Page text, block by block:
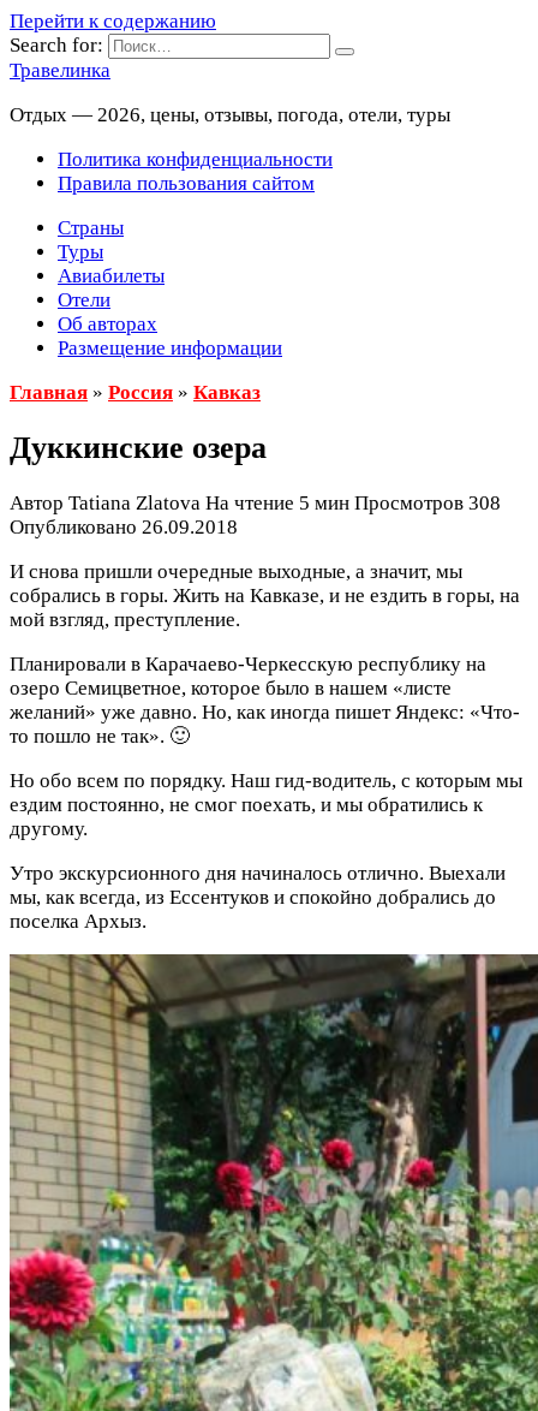
Перейти к содержанию
Search for:
Травелинка
Отдых — 2026, цены, отзывы, погода, отели, туры
Политика конфиденциальности
Правила пользования сайтом
Страны
Туры
Авиабилеты
Отели
Об авторах
Размещение информации
Главная » Россия » Кавказ
Дуккинские озера
Автор Tatiana Zlatova На чтение 5 мин Просмотров 308
Опубликовано 26.09.2018
И снова пришли очередные выходные, а значит, мы
собрались в горы. Жить на Кавказе, и не ездить в горы, на
мой взгляд, преступление.
Планировали в Карачаево-Черкесскую республику на
озеро Семицветное, которое было в нашем «листе
желаний» уже давно. Но, как иногда пишет Яндекс: «Что-
то пошло не так». 🙂
Но обо всем по порядку. Наш гид-водитель, с которым мы
ездим постоянно, не смог поехать, и мы обратились к
другому.
Утро экскурсионного дня начиналось отлично. Выехали
мы, как всегда, из Ессентуков и спокойно добрались до
поселка Архыз.